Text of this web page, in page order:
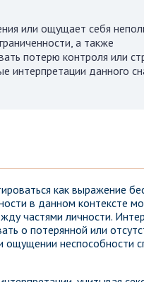
или ощущает себя
а также
потерю контроля или
интерпретации данного
как выражение
в данном контексте
частями личности.
о потерянной или
неспособности